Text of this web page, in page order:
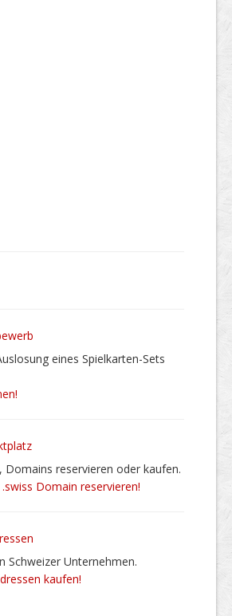
eines Spielkarten-Sets
Domains reservieren oder kaufen.
Domain reservieren!
Schweizer Unternehmen.
kaufen!